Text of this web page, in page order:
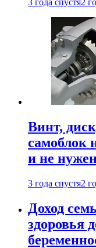
3 года спустя2
Винт,
самоблок
и не
3 года спустя2
Доход
здоровья